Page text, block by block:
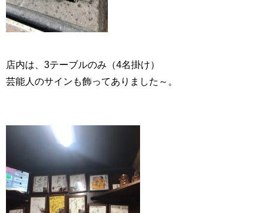
店内は、3テーブルのみ（4名掛け）
芸能人のサインも飾ってありました～。